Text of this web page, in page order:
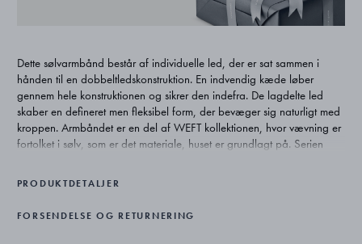
Dette sølvarmbånd består af individuelle led, der er sat sammen i
hånden til en dobbeltledskonstruktion. En indvendig kæde løber
gennem hele konstruktionen og sikrer den indefra. De lagdelte led
skaber en defineret men fleksibel form, der bevæger sig naturligt med
kroppen. Armbåndet er en del af WEFT kollektionen, hvor vævning er
fortolket i sølv, som er det materiale, huset er grundlagt på. Serien
bevægelse, materiale og gennemsigtighed.
PRODUKTDETALJER
FORSENDELSE OG RETURNERING